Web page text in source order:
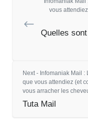
vous
Quelles
Next - Infomaniak Mail :
que vous attendiez (et
vous arracher les
Tuta Mail